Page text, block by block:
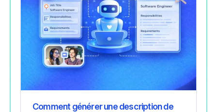
Comment générer une description de